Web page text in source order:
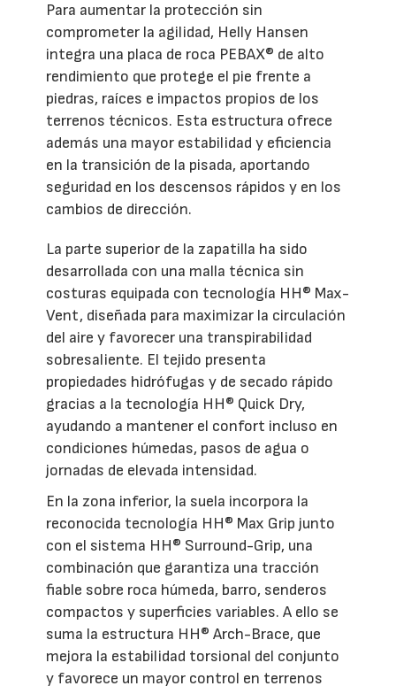
Para aumentar la protección sin
comprometer la agilidad, Helly Hansen
integra una placa de roca PEBAX® de alto
rendimiento que protege el pie frente a
piedras, raíces e impactos propios de los
terrenos técnicos. Esta estructura ofrece
además una mayor estabilidad y eficiencia
en la transición de la pisada, aportando
seguridad en los descensos rápidos y en los
cambios de dirección.
La parte superior de la zapatilla ha sido
desarrollada con una malla técnica sin
costuras equipada con tecnología HH® Max-
Vent, diseñada para maximizar la circulación
del aire y favorecer una transpirabilidad
sobresaliente. El tejido presenta
propiedades hidrófugas y de secado rápido
gracias a la tecnología HH® Quick Dry,
ayudando a mantener el confort incluso en
condiciones húmedas, pasos de agua o
jornadas de elevada intensidad.
En la zona inferior, la suela incorpora la
reconocida tecnología HH® Max Grip junto
con el sistema HH® Surround-Grip, una
combinación que garantiza una tracción
fiable sobre roca húmeda, barro, senderos
compactos y superficies variables. A ello se
suma la estructura HH® Arch-Brace, que
mejora la estabilidad torsional del conjunto
y favorece un mayor control en terrenos